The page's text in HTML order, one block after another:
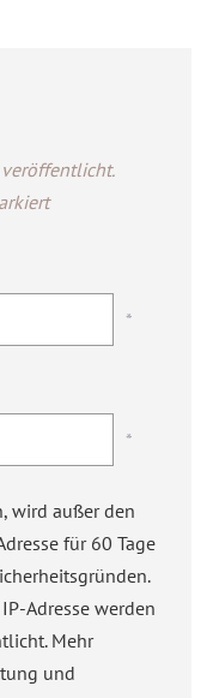
*
*
wird außer den
für 60 Tage
Adresse werden
Mehr
und